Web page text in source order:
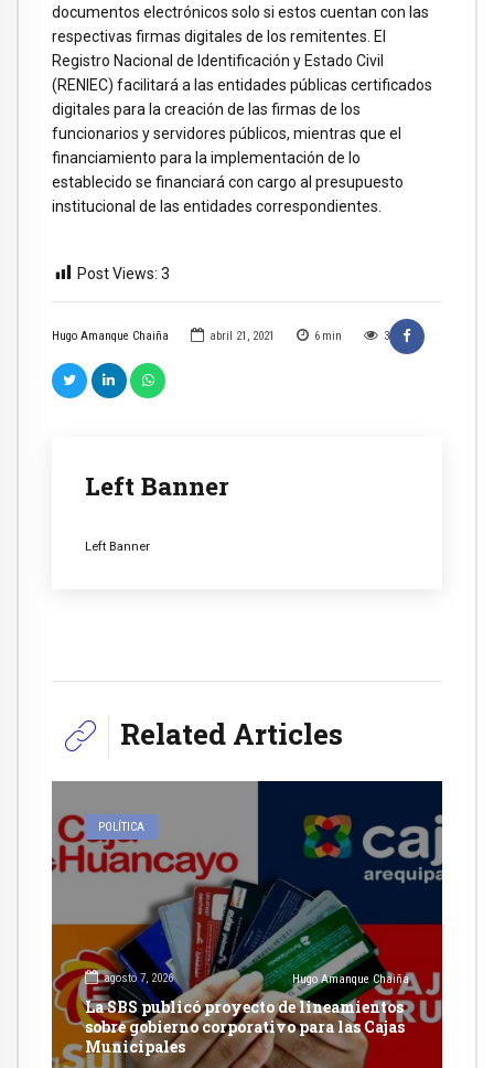
Hugo Amanque Chaiña abril 21, 2021 6 min 3
Left Banner
Left Banner
documentos electrónicos solo si estos cuentan con las
respectivas firmas digitales de los remitentes. El
Registro Nacional de Identificación y Estado Civil
(RENIEC) facilitará a las entidades públicas certificados
digitales para la creación de las firmas de los
funcionarios y servidores públicos, mientras que el
financiamiento para la implementación de lo
establecido se financiará con cargo al presupuesto
institucional de las entidades correspondientes.
Post Views: 3
Related Articles
POLÍTICA
agosto 7, 2026 Hugo Amanque Chaiña
La SBS publicó proyecto de lineamientos
sobre gobierno corporativo para las Cajas
Municipales